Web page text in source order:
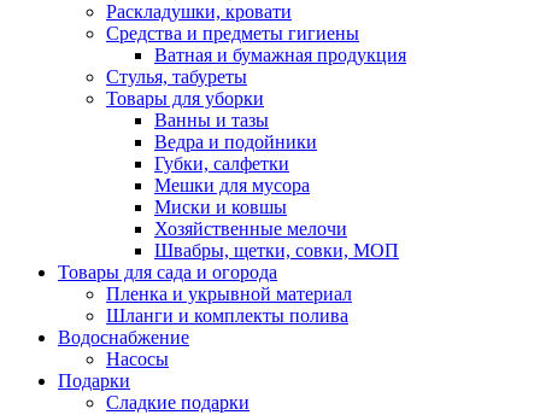
Раскладушки, кровати
Средства и предметы гигиены
Ватная и бумажная продукция
Стулья, табуреты
Товары для уборки
Ванны и тазы
Ведра и подойники
Губки, салфетки
Мешки для мусора
Миски и ковшы
Хозяйственные мелочи
Швабры, щетки, совки, МОП
Товары для сада и огорода
Пленка и укрывной материал
Шланги и комплекты полива
Водоснабжение
Насосы
Подарки
Cладкие подарки